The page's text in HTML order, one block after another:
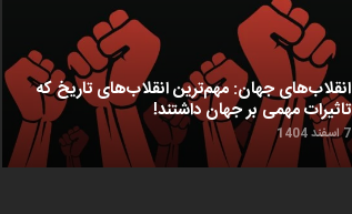
انقلاب‌های جهان: مهم‌ترین انقلاب‌های تاریخ که
تاثیرات مهمی بر جهان داشتند!
7 اسفند 1404